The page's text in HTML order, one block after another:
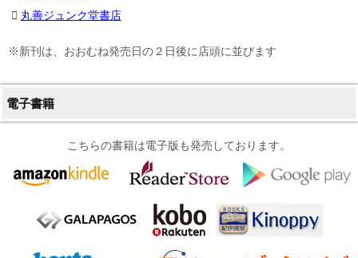
丸善ジュンク堂書店
※新刊は、おおむね発売日の２日後に店頭に並びます
電子書籍
こちらの書籍は電子版も発売しております。